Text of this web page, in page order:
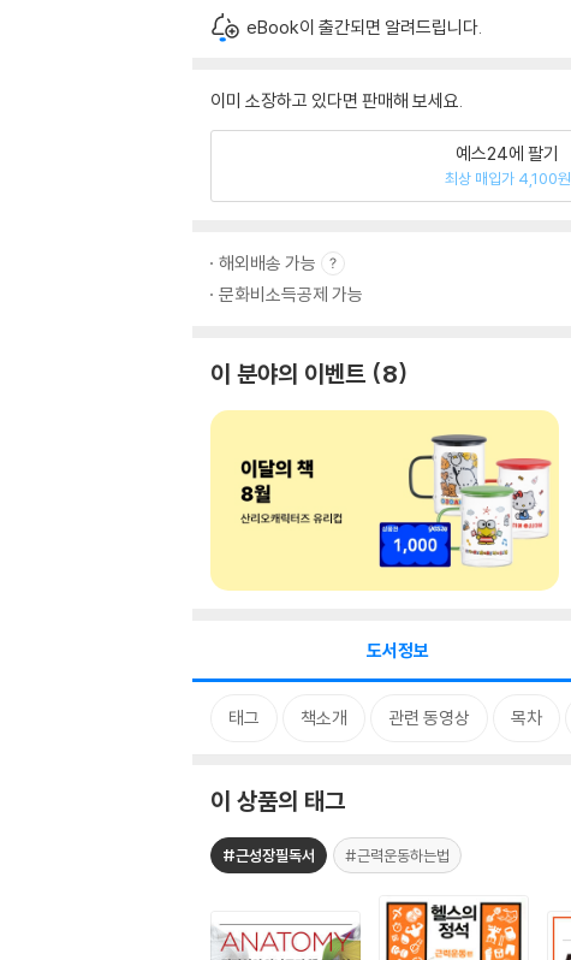
eBook이 출간되면 알려드립니다.
이미 소장하고 있다면 판매해 보세요.
예스24에 팔기
최상 매입가 4,100원
해외배송 가능
문화비소득공제 가능
이 분야의 이벤트 8
도서정보
태그 책소개 관련 동영상 목차
이 상품의 태그
#근성장필독서 #근력운동하는법